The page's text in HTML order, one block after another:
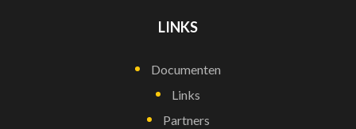
LINKS
Documenten
Links
Partners